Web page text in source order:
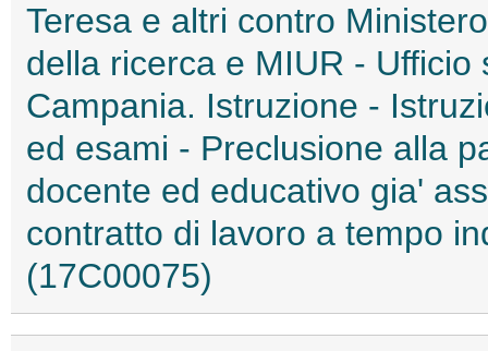
Teresa e altri contro
della ricerca e MIUR -
Campania. Istruzione -
ed esami - Preclusione alla
docente ed educativo gia'
contratto di lavoro a tempo
(17C00075)